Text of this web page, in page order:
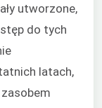
utworzone,
do tych
latach,